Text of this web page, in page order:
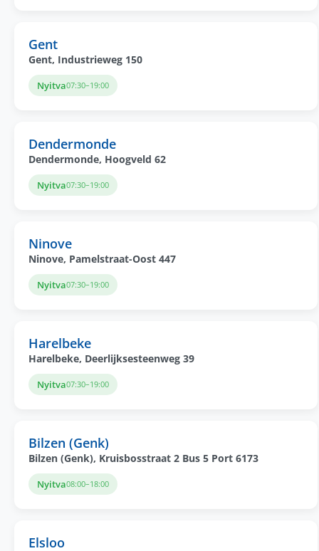
Gent
Gent, Industrieweg 150
Nyitva07:30–19:00
Dendermonde
Dendermonde, Hoogveld 62
Nyitva07:30–19:00
Ninove
Ninove, Pamelstraat-Oost 447
Nyitva07:30–19:00
Harelbeke
Harelbeke, Deerlijksesteenweg 39
Nyitva07:30–19:00
Bilzen (Genk)
Bilzen (Genk), Kruisbosstraat 2 Bus 5 Port 6173
Nyitva08:00–18:00
Elsloo